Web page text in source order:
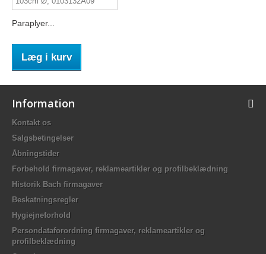
Paraplyer...
Læg i kurv
Information
Kontakt os
Salgsbetingelser
Åbningstider
Forbehold firmagaver, reklameartikler og profilbeklædning
Historik Bach firmagaver
Beskatningsregler
Hygiejneforhold
Persondataforordning firmagaver, reklameartikler og
profilbeklædning